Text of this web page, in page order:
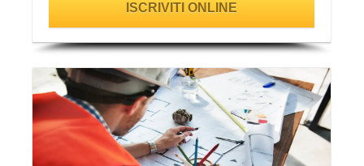
ISCRIVITI ONLINE
VAI ALLA SCHEDA